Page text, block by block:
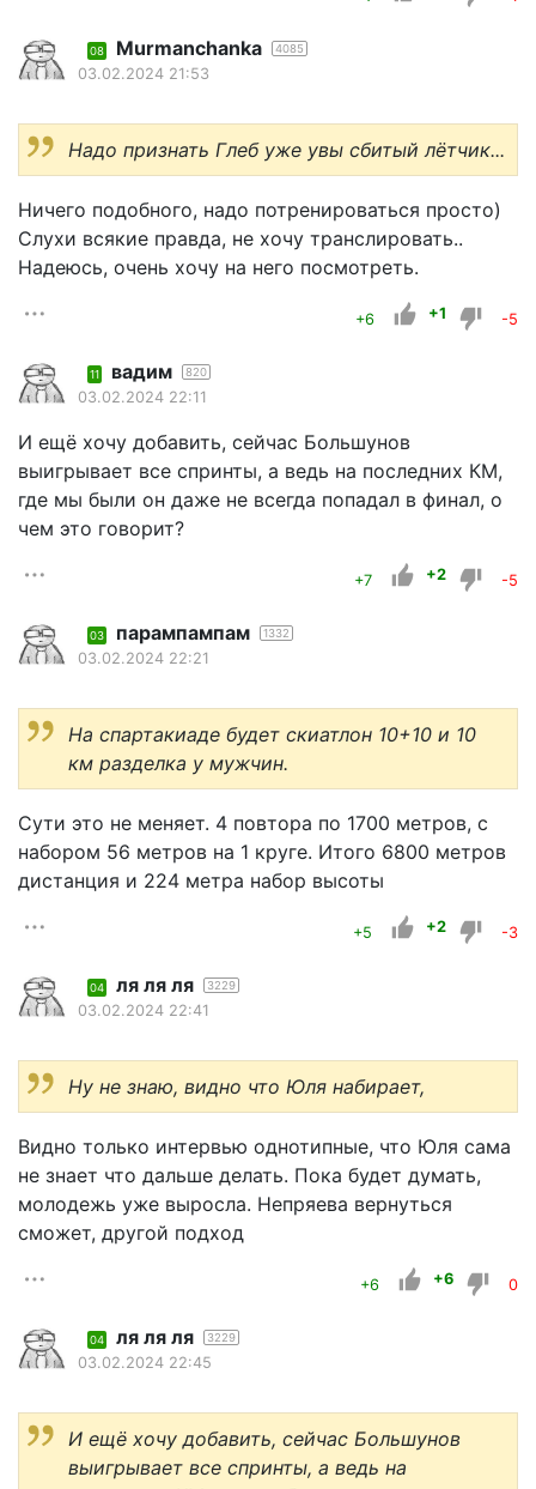
08 Murmanchanka 4085
03.02.2024 21:53
Надо признать Глеб уже увы сбитый лётчик...
Ничего подобного, надо потренироваться просто)
Слухи всякие правда, не хочу транслировать..
Надеюсь, очень хочу на него посмотреть.
+6 +1 -5
11 вадим 820
03.02.2024 22:11
И ещё хочу добавить, сейчас Большунов
выигрывает все спринты, а ведь на последних КМ,
где мы были он даже не всегда попадал в финал, о
чем это говорит?
+7 +2 -5
03 парампампам 1332
03.02.2024 22:21
На спартакиаде будет скиатлон 10+10 и 10
км разделка у мужчин.
Сути это не меняет. 4 повтора по 1700 метров, с
набором 56 метров на 1 круге. Итого 6800 метров
дистанция и 224 метра набор высоты
+5 +2 -3
04 ля ля ля 3229
03.02.2024 22:41
Ну не знаю, видно что Юля набирает,
Видно только интервью однотипные, что Юля сама
не знает что дальше делать. Пока будет думать,
молодежь уже выросла. Непряева вернуться
сможет, другой подход
+6 +6 0
04 ля ля ля 3229
03.02.2024 22:45
И ещё хочу добавить, сейчас Большунов
выигрывает все спринты, а ведь на